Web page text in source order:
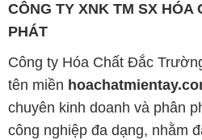
CÔNG TY XNK TM SX
PHÁT
Công ty Hóa Chất Đắc
tên miền
chuyên kinh doanh và phân
công nghiệp đa dạng, nhằm